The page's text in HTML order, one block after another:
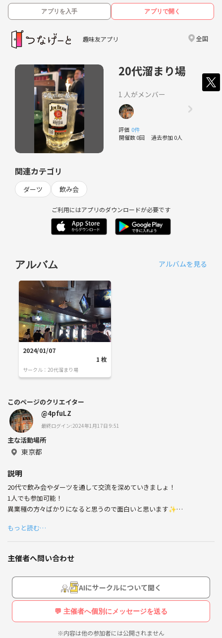
アプリを入手 アプリで開く
趣味友アプリ 全国
20代溜まり場
1 人がメンバー
評価 0件
開催数 0回 過去参加 0人
関連カテゴリ
ダーツ 飲み会
ご利用にはアプリのダウンロードが必要です
アルバム アルバムを見る
2024/01/07
1 枚
サークル： 20代溜まり場
このページのクリエイター
@4pfuLZ
最終ログイン:2024年1月17日 9:51
主な活動場所
東京都
説明
20代で飲み会やダーツを通して交流を深めていきましょ！
1人でも参加可能！
異業種の方々ばかりになると思うので面白いと思います✨
NG行為:ビジネス勧誘や宗教などる
もっと読む…
主催者へ問い合わせ
AIにサークルについて聞く
💬 主催者へ個別にメッセージを送る
※内容は他の参加者には公開されません